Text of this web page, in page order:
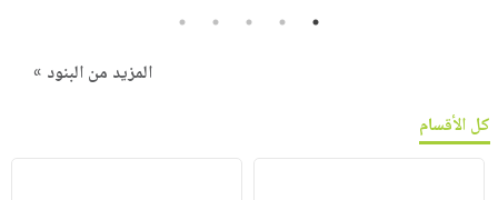
1
2
3
4
5
المزيد من البنود »
كل الأقسام